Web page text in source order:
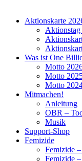
Aktionskarte
Was ist One
Motto
Motto
Motto
Mitmachen!
Anleitung
OBR –
Musik
Support-Shop
Femizide
Femizide
Femizide